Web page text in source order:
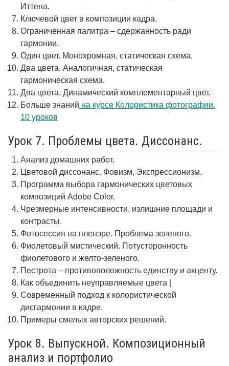
Иттена.
Ключевой цвет в композиции кадра.
Ограниченная палитра – сдержанность ради
гармонии.
Один цвет. Монохромная, статическая схема.
Два цвета. Аналогичная, статическая
гармоническая схема.
Два цвета. Динамический комплементарный цвет.
Больше знаний на курсе Колористика фотографии.
10 уроков
Урок 7. Проблемы цвета. Диссонанс.
Анализ домашних работ.
Цветовой диссонанс. Фовизм, Экспрессионизм.
Программа выбора гармонических цветовых
композиций Adobe Color.
Чрезмерные интенсивности, излишние площади и
контрасты.
Фотосессия на пленэре. Проблема зеленого.
Фиолетовый мистический. Потусторонность
фиолетового и желто-зеленого.
Пестрота – противоположность единству и акценту.
Как объединить неуправляемые цвета |
Современный подход к колористической
дисгармонии в кадре.
Примеры смелых авторских решений.
Урок 8. Выпускной. Композиционный
анализ и портфолио